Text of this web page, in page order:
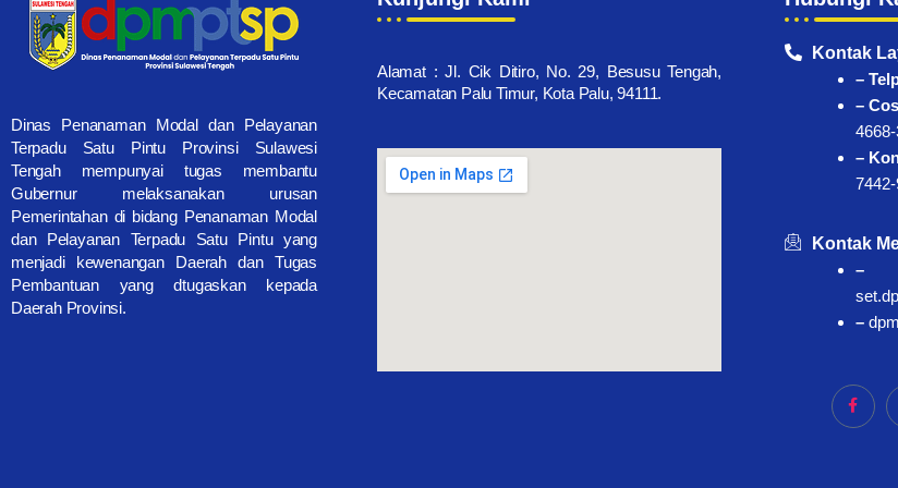
Dinas Penanaman Modal dan Pelayanan
Terpadu Satu Pintu Provinsi Sulawesi
Tengah mempunyai tugas membantu
Gubernur melaksanakan urusan
Pemerintahan di bidang Penanaman Modal
dan Pelayanan Terpadu Satu Pintu yang
menjadi kewenangan Daerah dan Tugas
Pembantuan yang dtugaskan kepada
Daerah Provinsi.
Alamat : Jl. Cik Ditiro, No. 29, Besusu Tengah,
Kecamatan Palu Timur, Kota Palu, 94111.
Kontak
–
–
–
Kontak
–
–